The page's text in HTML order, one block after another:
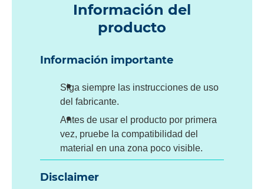
Información del
producto
Información importante
Siga siempre las instrucciones de uso
del fabricante.
Antes de usar el producto por primera
vez, pruebe la compatibilidad del
material en una zona poco visible.
Disclaimer